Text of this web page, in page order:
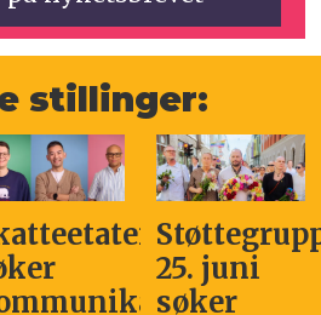
stillinger:
25. juni
søker